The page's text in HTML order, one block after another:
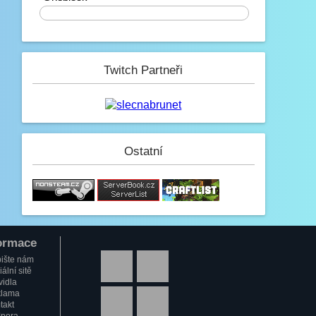
Paulie
4.2. 2023, 05:13
Na JB opravené modely, tak se
nelekněte až se vám budou znovu
stahovat :D
(y)
Paulie
3.2. 2023, 12:34
Mini_Sef
0%
Twitch Partneři
Ostatní
nám
sitě